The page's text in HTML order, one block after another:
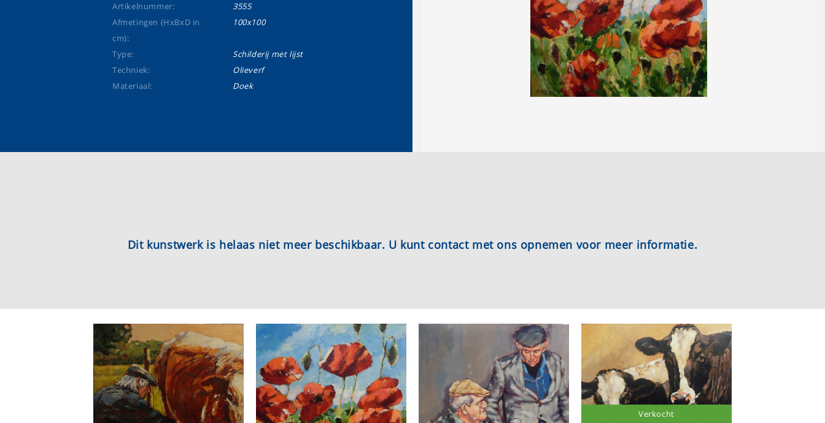
Artikelnummer:
3555
Afmetingen (HxBxD in
cm):
100x100
Type:
Schilderij met lijst
Techniek:
Olieverf
Materiaal:
Doek
Dit kunstwerk is helaas niet meer beschikbaar. U kunt contact met ons opnemen voor meer informatie.
Verkocht